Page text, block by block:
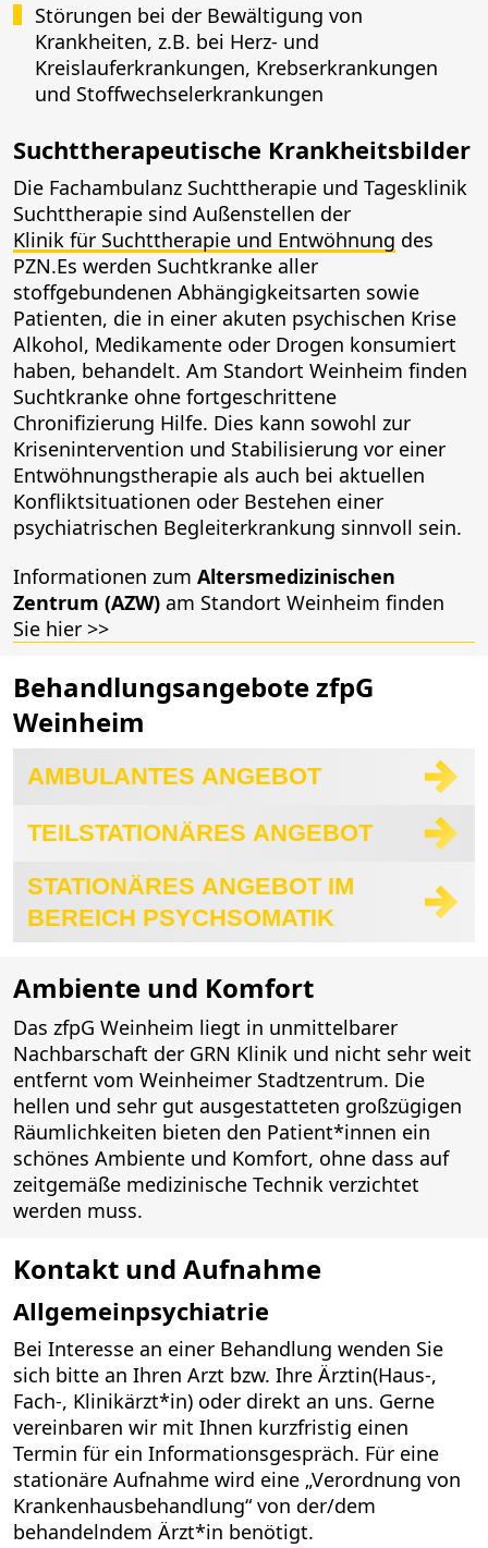
Störungen bei der Bewältigung von
Krankheiten, z.B. bei Herz- und
Kreislauferkrankungen, Krebserkrankungen
und Stoffwechselerkrankungen
Suchttherapeutische Krankheitsbilder
Die Fachambulanz Suchttherapie und Tagesklinik
Suchttherapie sind Außenstellen der
Klinik für Suchttherapie und Entwöhnung des
PZN.Es werden Suchtkranke aller
stoffgebundenen Abhängigkeitsarten sowie
Patienten, die in einer akuten psychischen Krise
Alkohol, Medikamente oder Drogen konsumiert
haben, behandelt. Am Standort Weinheim finden
Suchtkranke ohne fortgeschrittene
Chronifizierung Hilfe. Dies kann sowohl zur
Krisenintervention und Stabilisierung vor einer
Entwöhnungstherapie als auch bei aktuellen
Konfliktsituationen oder Bestehen einer
psychiatrischen Begleiterkrankung sinnvoll sein.
Informationen zum Altersmedizinischen
Zentrum (AZW) am Standort Weinheim finden
Sie hier >>
Behandlungsangebote zfpG
Weinheim
AMBULANTES ANGEBOT
TEILSTATIONÄRES ANGEBOT
STATIONÄRES ANGEBOT IM
BEREICH PSYCHSOMATIK
Ambiente und Komfort
Das zfpG Weinheim liegt in unmittelbarer
Nachbarschaft der GRN Klinik und nicht sehr weit
entfernt vom Weinheimer Stadtzentrum. Die
hellen und sehr gut ausgestatteten großzügigen
Räumlichkeiten bieten den Patient*innen ein
schönes Ambiente und Komfort, ohne dass auf
zeitgemäße medizinische Technik verzichtet
werden muss.
Kontakt und Aufnahme
Allgemeinpsychiatrie
Bei Interesse an einer Behandlung wenden Sie
sich bitte an Ihren Arzt bzw. Ihre Ärztin(Haus-,
Fach-, Klinikärzt*in) oder direkt an uns. Gerne
vereinbaren wir mit Ihnen kurzfristig einen
Termin für ein Informationsgespräch. Für eine
stationäre Aufnahme wird eine „Verordnung von
Krankenhausbehandlung“ von der/dem
behandelndem Ärzt*in benötigt.